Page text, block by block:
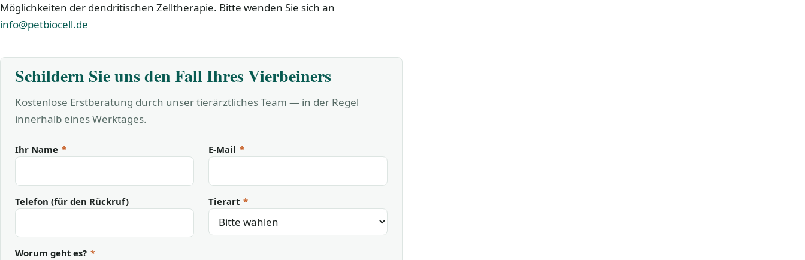
Möglichkeiten der dendritischen Zelltherapie. Bitte wenden Sie sich an
info@petbiocell.de
Schildern Sie uns den Fall Ihres Vierbeiners
Kostenlose Erstberatung durch unser tierärztliches Team — in der Regel
innerhalb eines Werktages.
Ihr Name * E-Mail *
Telefon (für den Rückruf) Tierart *
Worum geht es? *